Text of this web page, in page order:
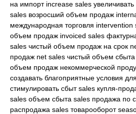
на импорт increase sales
sales возросший объем продаж
международная торговля
объем продаж invoiced sales
sales чистый объем продаж на срок
продаж net sales чистый объем
объем продаж некоммерческой
создавать благоприятные условия
стимулировать сбыт sales купля-
sales объем сбыта sales продажа по
распродажа sales товарооборот